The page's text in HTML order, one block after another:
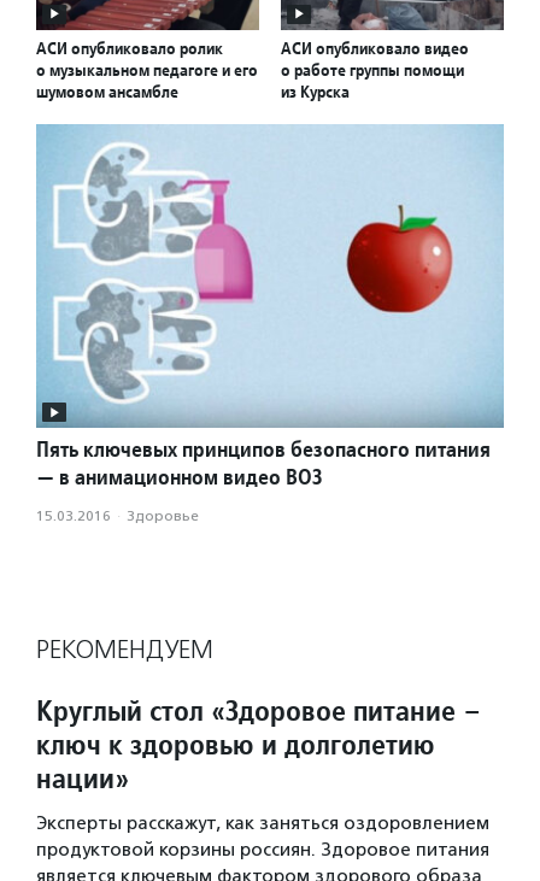
АСИ опубликовало ролик
о музыкальном педагоге и его
шумовом ансамбле
АСИ опубликовало видео
о работе группы помощи
из Курска
Пять ключевых принципов безопасного питания
— в анимационном видео ВОЗ
15.03.2016 · Здоровье
РЕКОМЕНДУЕМ
Круглый стол «Здоровое питание –
ключ к здоровью и долголетию
нации»
Эксперты расскажут, как заняться оздоровлением
продуктовой корзины россиян. Здоровое питания
является ключевым фактором здорового образа